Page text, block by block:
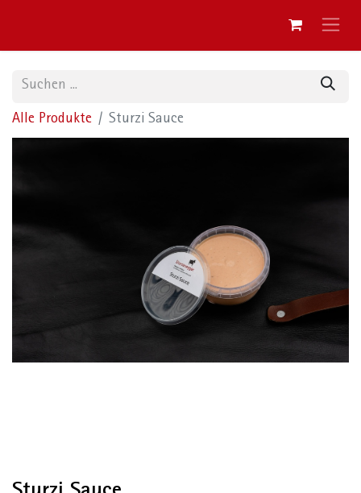
Alle Produkte Sturzi Sauce